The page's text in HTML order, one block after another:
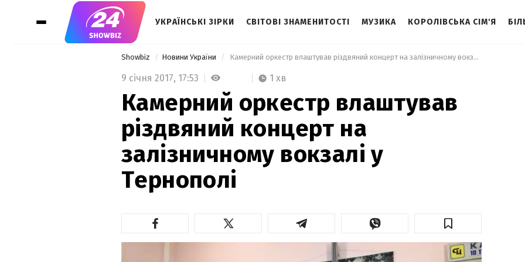
УКРАЇНСЬКІ ЗІРКИ СВІТОВІ ЗНАМЕНИТОСТІ МУЗИКА КОРОЛІВСЬКА СІМ'Я
Showbiz Новини України Камерний оркестр влаштував різдвяний концерт на залізничному вокзалі у Тернополі
9 січня 2017, 17:53 1 хв
Камерний оркестр влаштував
різдвяний концерт на
залізничному вокзалі у
Тернополі